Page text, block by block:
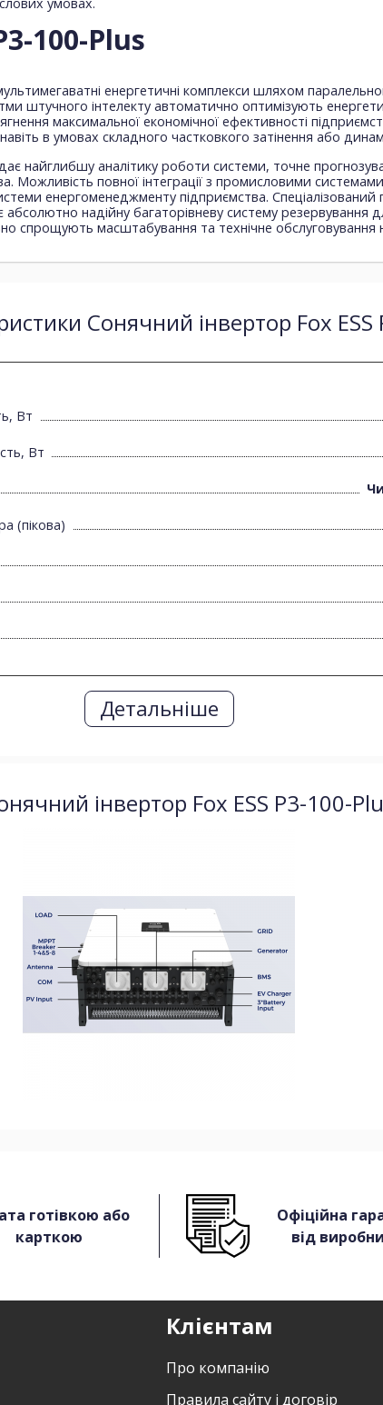
100-Plus
енергетичні комплекси шляхом
штучного інтелекту автоматично оптимізують
максимальної економічної ефективності
в умовах складного частковкого затінення або
найглибшу аналітику роботи системи, точне
Можливість повної інтеграції з промисловими
енергоменеджменту підприємства. Спеціалізований
надійну багаторівневу систему резервування
спрощують масштабування та технічне
Сонячний інвертор Fox
Вт
Вт
(пікова)
Детальніше
інвертор Fox ESS P3-100-
готівкою або
карткою
Офіційна
від
Клієнтам
Про компанію
Правила сайту і договір